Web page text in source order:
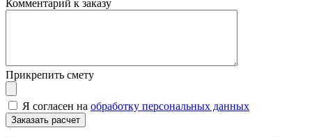
Комментарий к заказу
Прикрепить смету
Я согласен на обработку персональных данных